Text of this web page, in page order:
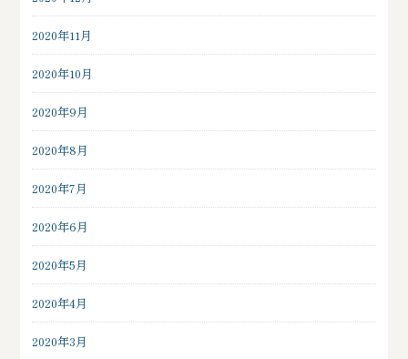
2020年11月
2020年10月
2020年9月
2020年8月
2020年7月
2020年6月
2020年5月
2020年4月
2020年3月